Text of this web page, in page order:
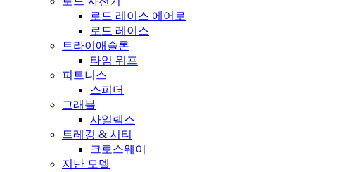
로드 레이스 에어로
로드 레이스
트라이애슬론
타임 워프
피트니스
스피더
그래블
사일렉스
트레킹 & 시티
크로스웨이
지난 모델